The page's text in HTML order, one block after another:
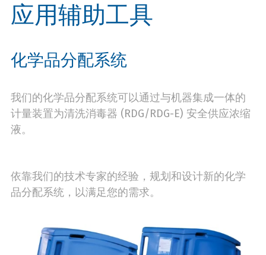
应用辅助工具
化学品分配系统
我们的化学品分配系统可以通过与机器集成一体的
计量装置为清洗消毒器 (RDG/RDG-E) 安全供应浓缩
液。
依靠我们的技术专家的经验，规划和设计新的化学
品分配系统，以满足您的需求。